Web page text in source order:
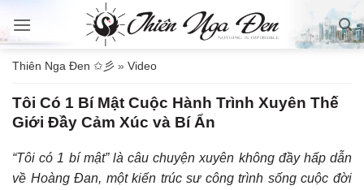
qua
dungThiên Nga Đen ✩彡 » Video
Tôi Có 1 Bí Mật Cuộc Hành Trình Xuyên Thế
Giới Đầy Cảm Xúc và Bí Ẩn
“Tôi có 1 bí mật” là câu chuyện xuyên không đầy hấp dẫn
về Hoàng Đan, một kiến trúc sư công trình sống cuộc đời